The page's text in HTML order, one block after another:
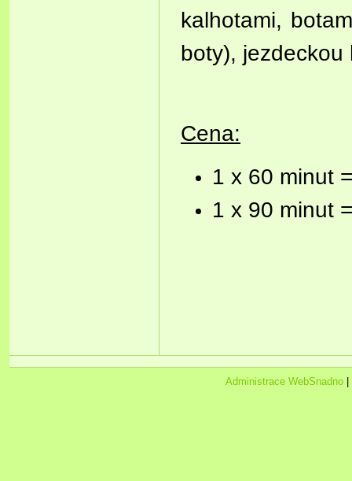
kalhotami,
boty),
Cena:
1 x 60 minut
1 x 90 minut
Administrace WebSnadno|